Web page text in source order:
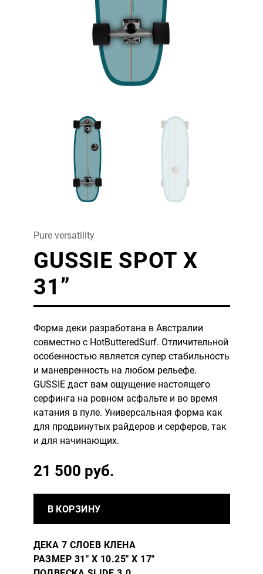
Pure versatility
GUSSIE SPOT X
31”
Форма деки разработана в Австралии
совместно с HotButteredSurf. Отличительной
особенностью является супер стабильность
и маневренность на любом рельефе.
GUSSIE даст вам ощущение настоящего
серфинга на ровном асфальте и во время
катания в пуле. Универсальная форма как
для продвинутых райдеров и серферов, так
и для начинающих.
21 500 руб.
В КОРЗИНУ
ДЕКА 7 СЛОЕВ КЛЕНА
РАЗМЕР 31" X 10.25" X 17"